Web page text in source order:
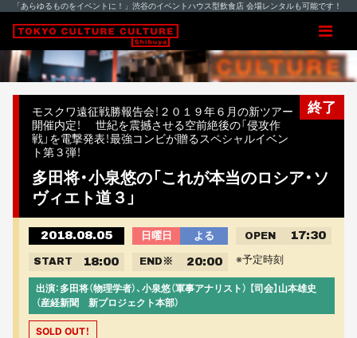
「あらゆるものをイベントに！」渋谷のイベントハウス型飲食店 会場レンタルも可能です！
終了
モスクワ遠征戦勝報告会！２０１９年６月の新ツアー
開催内定！ 世紀を震撼させる空前絶後の「侵攻作
戦」を電撃発表！最強コンビが贈るスペシャルイベン
ト第３弾！
多田将・小泉悠の「これが本当のロシア・ソ
ヴィエト道３」
2018.08.05 日曜日 よる OPEN 17:30
START 18:00 END ※ 20:00 ※予定時刻
出演：多田将（物理学者）、小泉悠（軍事アナリスト） 【司会】山本雄史
（産経新聞 新プロジェクト本部）
SOLD OUT！